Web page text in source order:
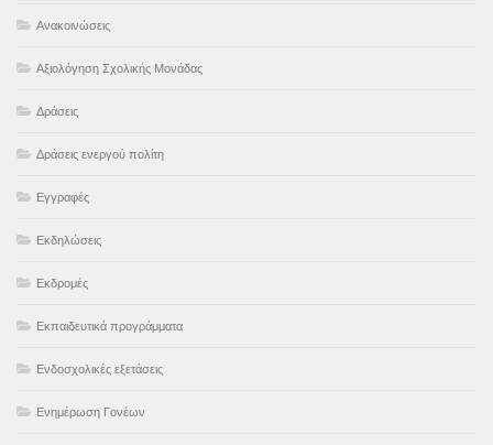
Ανακοινώσεις
Αξιολόγηση Σχολικής Μονάδας
Δράσεις
Δράσεις ενεργού πολίτη
Εγγραφές
Εκδηλώσεις
Εκδρομές
Εκπαιδευτικά προγράμματα
Ενδοσχολικές εξετάσεις
Ενημέρωση Γονέων